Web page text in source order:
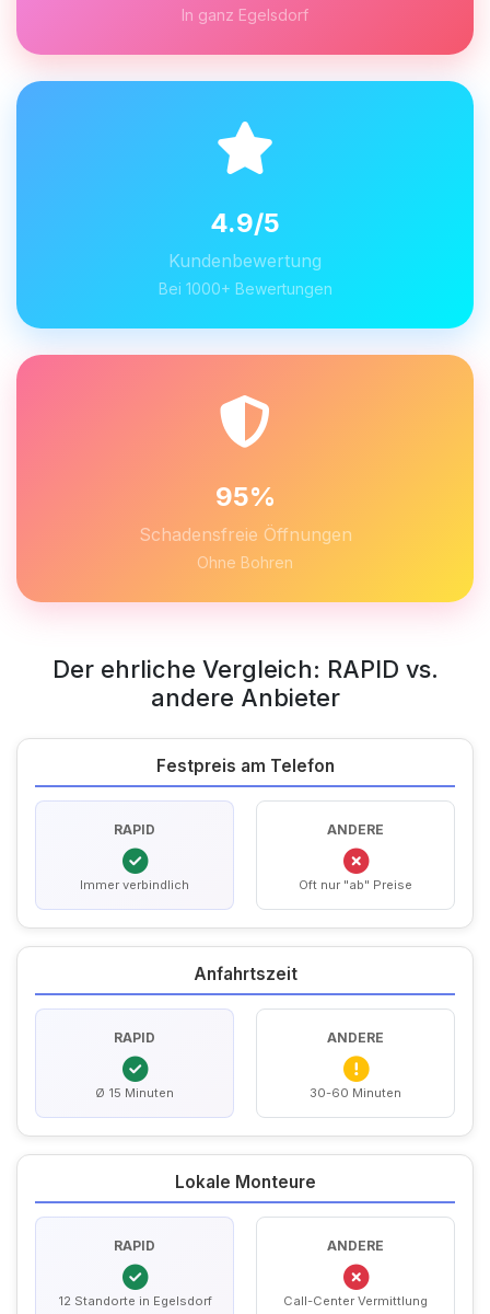
In ganz Egelsdorf
4.9/5
Kundenbewertung
Bei 1000+ Bewertungen
95%
Schadensfreie Öffnungen
Ohne Bohren
Der ehrliche Vergleich: RAPID vs.
andere Anbieter
Festpreis am Telefon
RAPID
Immer verbindlich
ANDERE
Oft nur "ab" Preise
Anfahrtszeit
RAPID
Ø 15 Minuten
ANDERE
30-60 Minuten
Lokale Monteure
RAPID
12 Standorte in Egelsdorf
ANDERE
Call-Center Vermittlung